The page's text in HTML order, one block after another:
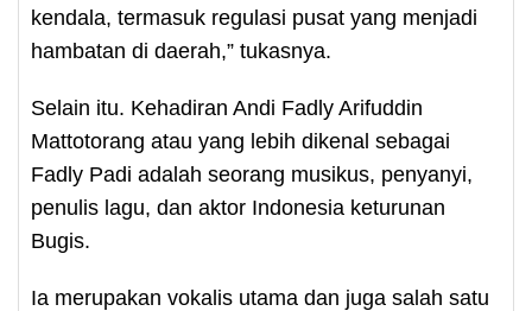
kendala, termasuk regulasi pusat yang menjadi
hambatan di daerah,” tukasnya.
Selain itu. Kehadiran Andi Fadly Arifuddin
Mattotorang atau yang lebih dikenal sebagai
Fadly Padi adalah seorang musikus, penyanyi,
penulis lagu, dan aktor Indonesia keturunan
Bugis.
Ia merupakan vokalis utama dan juga salah satu